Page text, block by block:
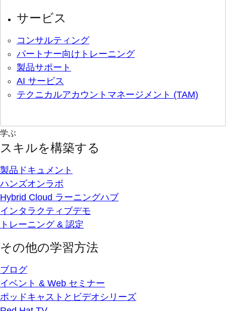
サービス
コンサルティング
パートナー向けトレーニング
製品サポート
AI サービス
テクニカルアカウントマネージメント (TAM)
学ぶ
スキルを構築する
製品ドキュメント
ハンズオンラボ
Hybrid Cloud ラーニングハブ
インタラクティブデモ
トレーニング & 認定
その他の学習方法
ブログ
イベント & Web セミナー
ポッドキャストとビデオシリーズ